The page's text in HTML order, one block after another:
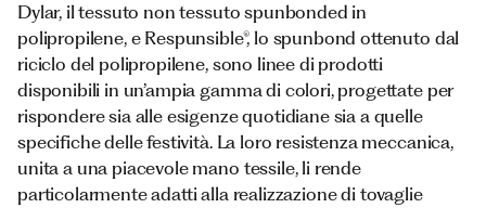
Dylar, il tessuto non tessuto spunbonded in
polipropilene, e Respunsible®, lo spunbond ottenuto dal
riciclo del polipropilene, sono linee di prodotti
disponibili in un’ampia gamma di colori, progettate per
rispondere sia alle esigenze quotidiane sia a quelle
specifiche delle festività. La loro resistenza meccanica,
unita a una piacevole mano tessile, li rende
particolarmente adatti alla realizzazione di tovaglie